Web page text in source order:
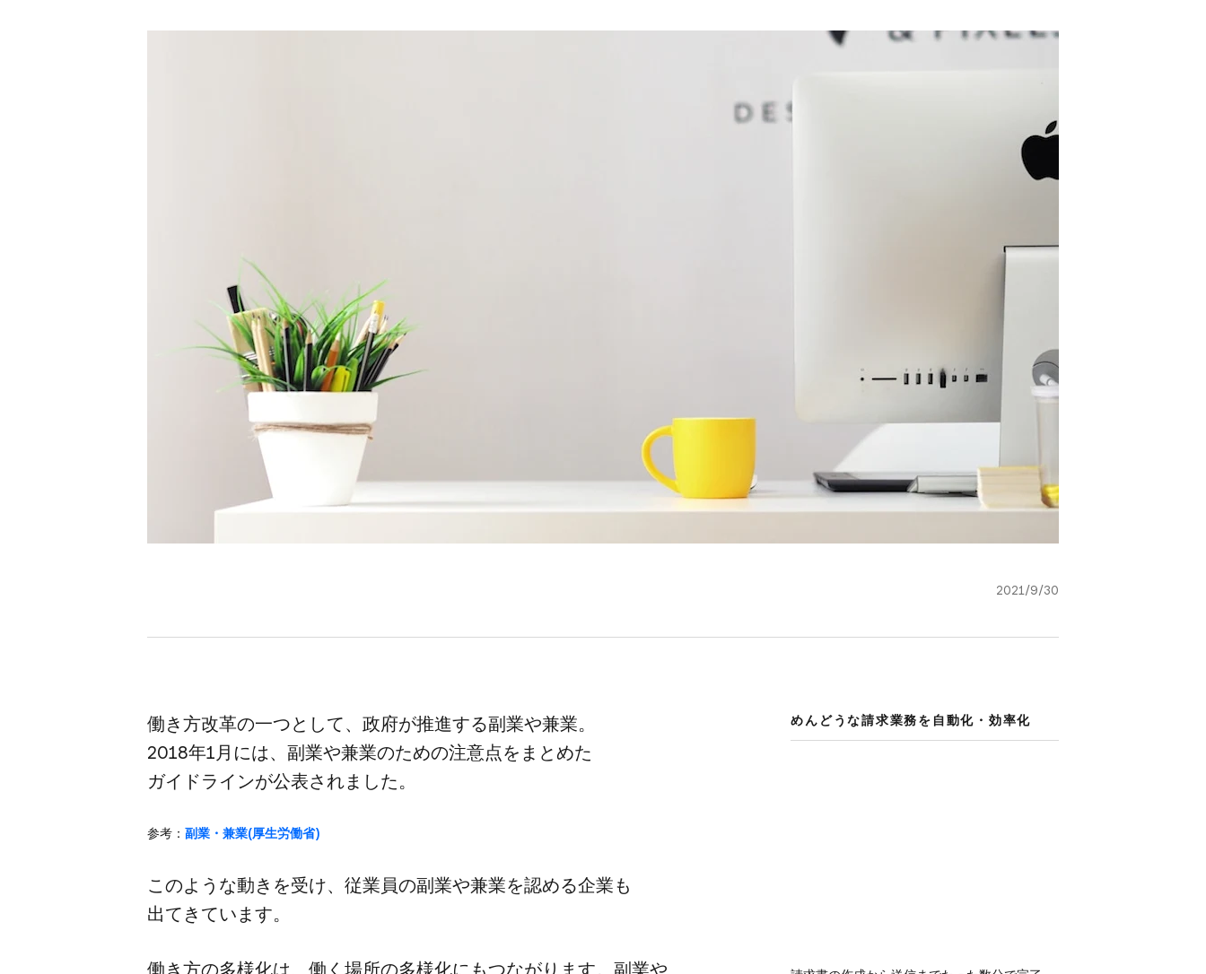
2021/9/30
働き方​改革の​一つと​して、​政府が​推進する​副業や​兼業。​
2018年1月には、​副業や​兼業の​ための​注意点を​まとめた​
ガイドラインが​公表されました。
参考： 副業・兼業(厚生労働省)
このような​動きを​受け、​従業員の​副業や​兼業を​認める​企業も​
出てきています。
働き方の​多様化は、​働く​場所の​多様化に​もつながります。​副業や​
めんどうな​請求業務を​自動化・効率化